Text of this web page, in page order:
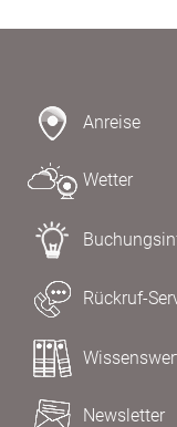
Anreise
Wetter
Rückruf-
Newsletter